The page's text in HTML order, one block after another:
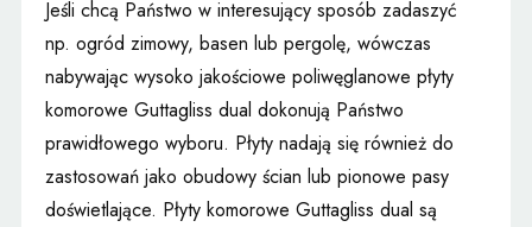
Jeśli chcą Państwo w interesujący sposób zadaszyć
np. ogród zimowy, basen lub pergolę, wówczas
nabywając wysoko jakościowe poliwęglanowe płyty
komorowe Guttagliss dual dokonują Państwo
prawidłowego wyboru. Płyty nadają się również do
zastosowań jako obudowy ścian lub pionowe pasy
doświetlające. Płyty komorowe Guttagliss dual są